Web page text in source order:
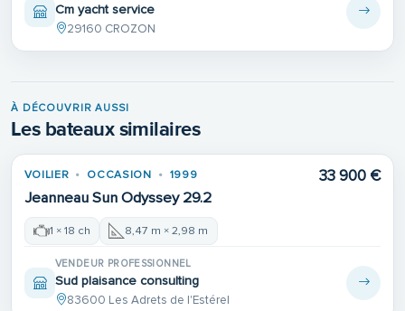
Cm yacht service
29160 CROZON
À DÉCOUVRIR AUSSI
Les bateaux similaires
VOILIER OCCASION 1999
Jeanneau Sun Odyssey 29.2
33 900 €
1 × 18 ch 8,47 m × 2,98 m
VENDEUR PROFESSIONNEL
Sud plaisance consulting
83600 Les Adrets de l'Estérel